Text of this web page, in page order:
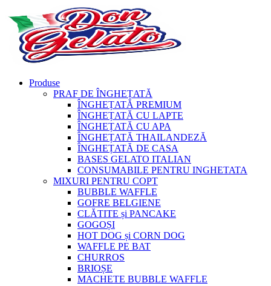
Produse
PRAF DE ÎNGHEȚATĂ
ÎNGHEȚATĂ PREMIUM
ÎNGHEȚATĂ CU LAPTE
ÎNGHEȚATĂ CU APA
ÎNGHEȚATĂ THAILANDEZĂ
ÎNGHEȚATĂ DE CASA
BASES GELATO ITALIAN
CONSUMABILE PENTRU INGHETATA
MIXURI PENTRU COPT
BUBBLE WAFFLE
GOFRE BELGIENE
CLĂTITE și PANCAKE
GOGOȘI
HOT DOG și CORN DOG
WAFFLE PE BAT
CHURROS
BRIOȘE
MACHETE BUBBLE WAFFLE